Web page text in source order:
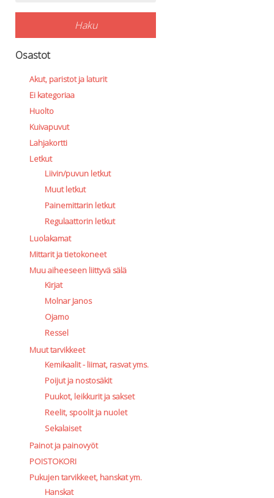
Haku
Osastot
Akut, paristot ja laturit
Ei kategoriaa
Huolto
Kuivapuvut
Lahjakortti
Letkut
Liivin/puvun letkut
Muut letkut
Painemittarin letkut
Regulaattorin letkut
Luolakamat
Mittarit ja tietokoneet
Muu aiheeseen liittyvä sälä
Kirjat
Molnar Janos
Ojamo
Ressel
Muut tarvikkeet
Kemikaalit - liimat, rasvat yms.
Poijut ja nostosäkit
Puukot, leikkurit ja sakset
Reelit, spoolit ja nuolet
Sekalaiset
Painot ja painovyöt
POISTOKORI
Pukujen tarvikkeet, hanskat ym.
Hanskat